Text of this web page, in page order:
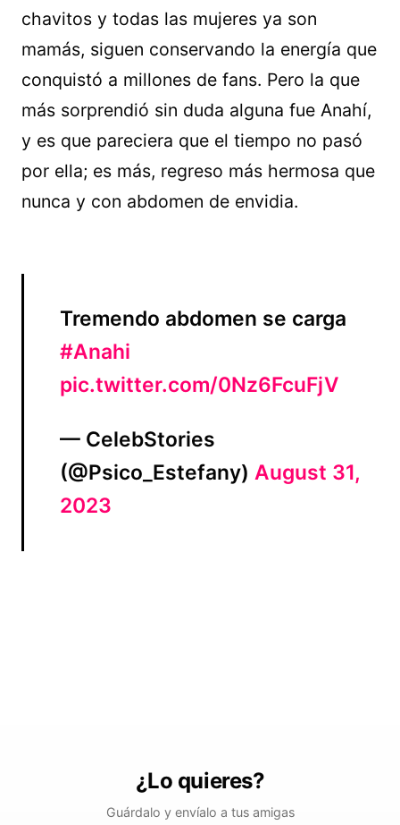
chavitos y todas las mujeres ya son
mamás, siguen conservando la energía que
conquistó a millones de fans. Pero la que
más sorprendió sin duda alguna fue Anahí,
y es que pareciera que el tiempo no pasó
por ella; es más, regreso más hermosa que
nunca y con abdomen de envidia.
Tremendo abdomen se carga
#Anahi
pic.twitter.com/0Nz6FcuFjV
— CelebStories
(@Psico_Estefany) August 31,
2023
¿Lo quieres?
Guárdalo y envíalo a tus amigas